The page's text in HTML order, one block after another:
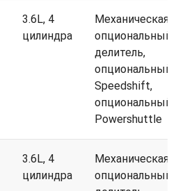
3.6L, 4
цилиндра
Механическая,
опциональный
делитель,
опциональный
Speedshift,
опциональный
Powershuttle
3.6L, 4
цилиндра
Механическая,
опциональный